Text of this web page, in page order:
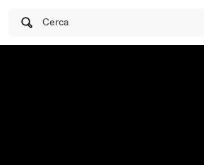
Cerca